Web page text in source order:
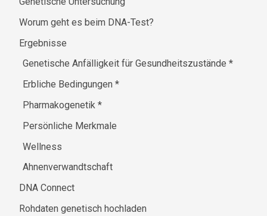
Worum geht es beim DNA-Test?
Ergebnisse
Genetische Anfälligkeit für Gesundheitszustände*
Erbliche Bedingungen*
Pharmakogenetik*
Persönliche Merkmale
Wellness
Ahnenverwandtschaft
DNA Connect
Rohdaten genetisch hochladen